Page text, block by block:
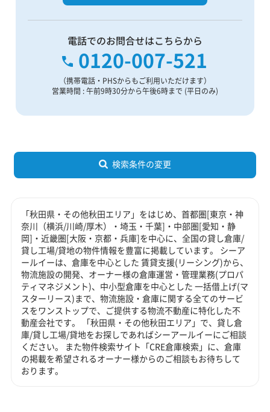
電話でのお問合せはこちらから
0120-007-521
（携帯電話・PHSからもご利用いただけます）
営業時間 : 午前9時30分から午後6時まで (平日のみ)
検索条件の変更
「秋田県・その他秋田エリア」をはじめ、首都圏[東京・神
奈川（横浜/川崎/厚木）・埼玉・千葉]・中部圏[愛知・静
岡]・近畿圏[大阪・京都・兵庫]を中心に、全国の貸し倉庫/
貸し工場/貸地の物件情報を豊富に掲載しています。 シーア
ールイーは、倉庫を中心とした 賃貸支援(リーシング)から、
物流施設の開発、オーナー様の倉庫運営・管理業務(プロパ
ティマネジメント)、中小型倉庫を中心とした 一括借上げ(マ
スターリース)まで、物流施設・倉庫に関する全てのサービ
スをワンストップで、ご提供する物流不動産に特化した不
動産会社です。 「秋田県・その他秋田エリア」で、貸し倉
庫/貸し工場/貸地をお探しであればシーアールイーにご相談
ください。 また物件検索サイト「CRE倉庫検索」に、倉庫
の掲載を希望されるオーナー様からのご相談もお待ちして
おります。